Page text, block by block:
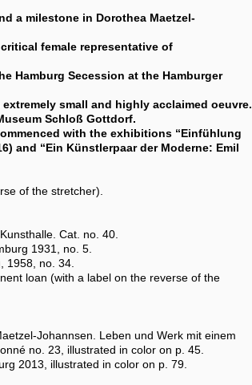
a milestone in Dorothea Maetzel-
female representative of
Hamburg Secession at the Hamburger
small and highly acclaimed oeuvre.
Schloß Gottdorf.
with the exhibitions “Einfühlung
and “Ein Künstlerpaar der Moderne: Emil
of the stretcher).
Cat. no. 40.
1931, no. 5.
1958, no. 34.
loan (with a label on the reverse of the
Johannsen. Leben und Werk mit einem
no. 23, illustrated in color on p. 45.
2013, illustrated in color on p. 79.